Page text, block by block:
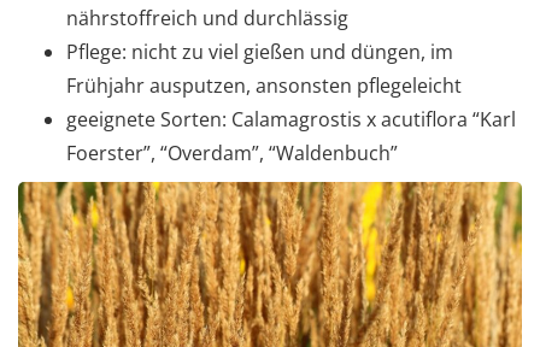
nährstoffreich und durchlässig
Pflege: nicht zu viel gießen und düngen, im
Frühjahr ausputzen, ansonsten pflegeleicht
geeignete Sorten: Calamagrostis x acutiflora “Karl
Foerster”, “Overdam”, “Waldenbuch”